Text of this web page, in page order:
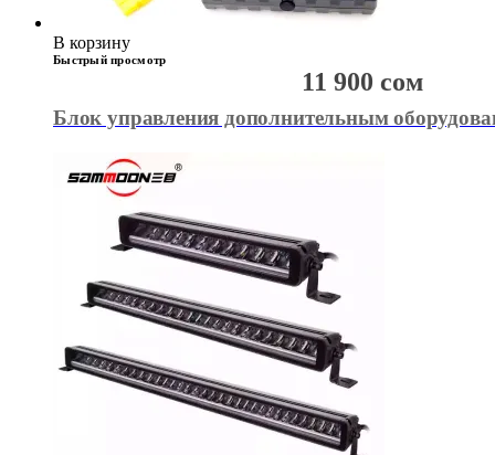
В корзину
Быстрый просмотр
Блок управления дополнительным
11 900 сом